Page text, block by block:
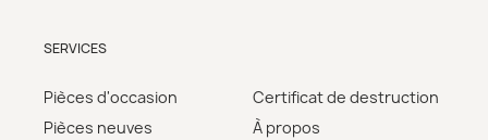
SERVICES
Pièces d'occasion
Pièces neuves
Certificat de destruction
À propos